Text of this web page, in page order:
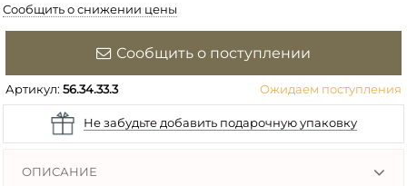
Сообщить о снижении цены
Сообщить о поступлении
Артикул:56.34.33.3 Ожидаем поступления
Не забудьте добавить подарочную упаковку
ОПИСАНИЕ